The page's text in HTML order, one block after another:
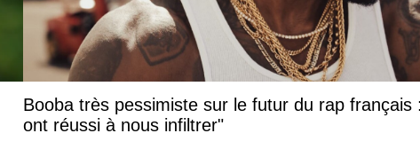
Booba très pessimiste sur le futur du rap français
ont réussi à nous infiltrer"